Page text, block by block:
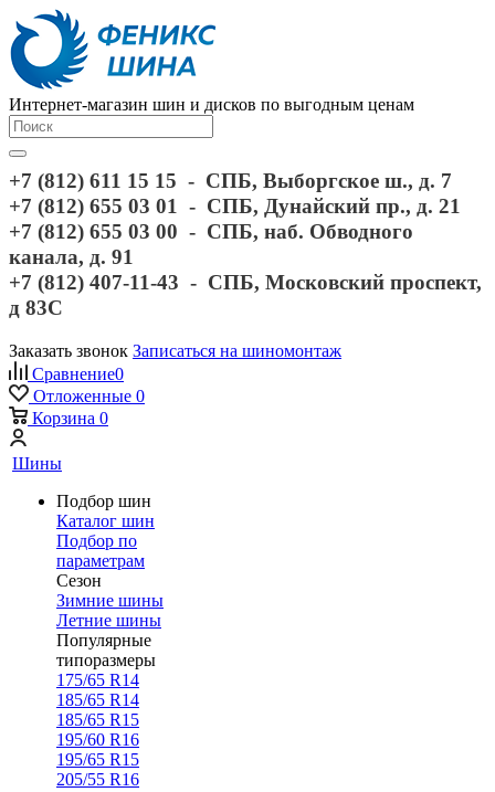
Интернет-магазин шин и дисков по выгодным ценам
+7 (812) 611 15 15 - СПБ, Выборгское ш., д. 7
+7 (812) 655 03 01 - СПБ, Дунайский пр., д. 21
+7 (812) 655 03 00 - СПБ, наб. Обводного
канала, д. 91
+7 (812) 407-11-43 - СПБ, Московский проспект,
д 83С
Заказать звонок Записаться на шиномонтаж
Сравнение0
Отложенные 0
Корзина 0
Шины
Подбор шин
Каталог шин
Подбор по
параметрам
Сезон
Зимние шины
Летние шины
Популярные
типоразмеры
175/65 R14
185/65 R14
185/65 R15
195/60 R16
195/65 R15
205/55 R16